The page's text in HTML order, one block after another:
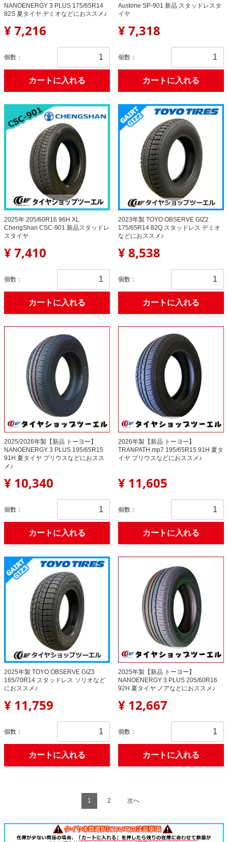
NANOENERGY 3 PLUS 175/65R14
82S 夏タイヤ デミオなどにおススメ♪
¥ 7,216
個数：
カートに入れる
Austone SP-901 新品 スタッドレスタ
イヤ
¥ 7,318
個数：
カートに入れる
2025年 205/60R16 96H XL
ChengShan CSC-901 新品スタッドレ
スタイヤ
¥ 7,410
個数：
カートに入れる
2023年製 TOYO OBSERVE GIZ2
175/65R14 82Q スタッドレス デミオ
などにおススメ♪
¥ 8,538
個数：
カートに入れる
2025/2026年製【新品 トーヨー】
NANOENERGY 3 PLUS 195/65R15
91H 夏タイヤ プリウスなどにおスス
メ♪
¥ 10,340
個数：
カートに入れる
2026年製【新品 トーヨー】
TRANPATH mp7 195/65R15 91H 夏タ
イヤ プリウスなどにおススメ♪
¥ 11,605
個数：
カートに入れる
2025年製 TOYO OBSERVE GIZ3
165/70R14 スタッドレス ソリオなど
におススメ♪
¥ 11,759
個数：
カートに入れる
2025年製【新品 トーヨー】
NANOENERGY 3 PLUS 205/60R16
92H 夏タイヤ ノアなどにおススメ♪
¥ 12,667
個数：
カートに入れる
1 2 次へ